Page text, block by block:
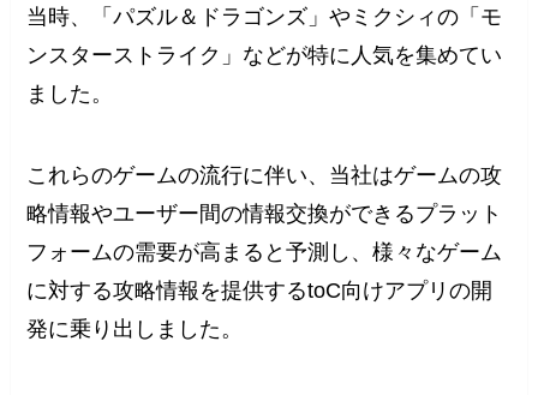
当時、「パズル＆ドラゴンズ」やミクシィの「モ
ンスターストライク」などが特に人気を集めてい
ました。
これらのゲームの流行に伴い、当社はゲームの攻
略情報やユーザー間の情報交換ができるプラット
フォームの需要が高まると予測し、様々なゲーム
に対する攻略情報を提供するtoC向けアプリの開
発に乗り出しました。